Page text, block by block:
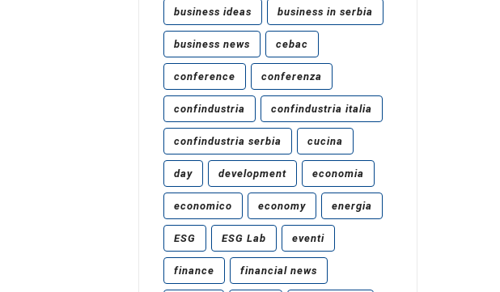
business ideas business in serbia
business news cebac
conference conferenza
confindustria confindustria italia
confindustria serbia cucina
day development economia
economico economy energia
ESG ESG Lab eventi
finance financial news